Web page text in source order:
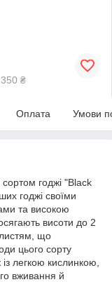
₴
Оплата Умови
годжі "Black
годжі своїми
та високою
висоти до 2
листям, що
цього сорту
легкою кислинкою,
вживання й